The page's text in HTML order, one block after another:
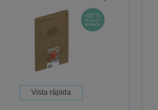
Vista rápida